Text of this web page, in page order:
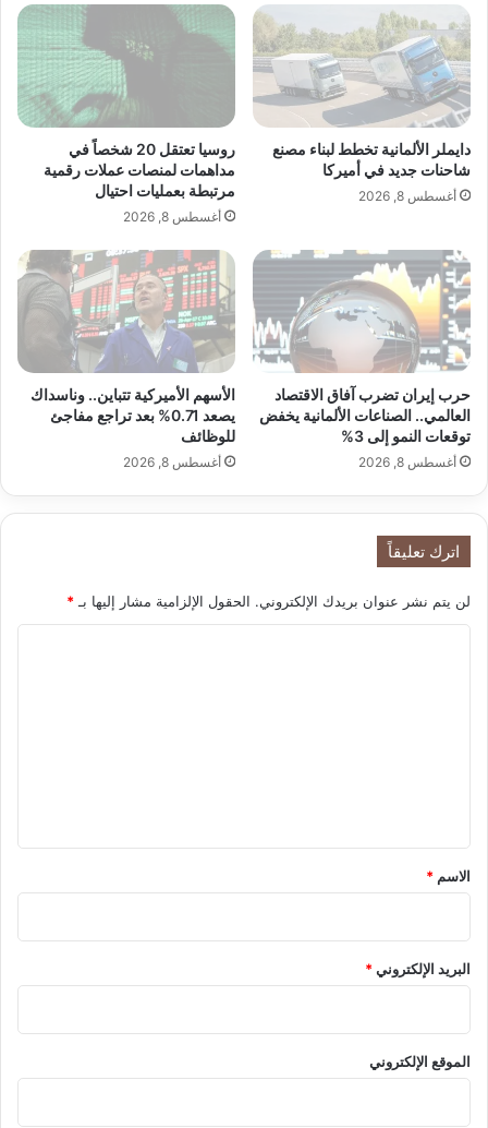
akhabarpalestine.com — هل تُباع أسرارنا للمعلنين؟..
تحذيرات من استغلال بيانات مستخدمي ChatGPT تجارياً
أسرارنا استغلال تباع تحذيرات
للمعلنين
و
ن
د
و
ل
ف
ر
ي
ة
م
ت
ض
ر
ر
ة
م
ن
غ
ي
ل
م
ا
ر
ي
ف
ي
ا
ل
ن
ي
ج
خ
ل
ل
ي
ن
ا
ي
2
0
دايملر الألمانية تخطط لبناء مصنع
شاحنات جديد في أميركا
أغسطس 8, 2026
روسيا تعتقل 20 شخصاً في
مداهمات لمنصات عملات رقمية
مرتبطة بعمليات احتيال
أغسطس 8, 2026
حرب إيران تضرب آفاق الاقتصاد
العالمي.. الصناعات الألمانية يخفض
توقعات النمو إلى 3%
أغسطس 8, 2026
الأسهم الأميركية تتباين.. وناسداك
يصعد 0.71% بعد تراجع مفاجئ
للوظائف
أغسطس 8, 2026
اترك تعليقاً
لن يتم نشر عنوان بريدك الإلكتروني. الحقول الإلزامية مشار إليها بـ *
*
الاسم *
البريد الإلكتروني*
الموقع الإلكتروني